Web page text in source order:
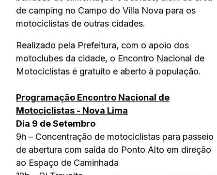
de camping no Campo do Villa Nova para os
motociclistas de outras cidades.
Realizado pela Prefeitura, com o apoio dos
motoclubes da cidade, o Encontro Nacional de
Motociclistas é gratuito e aberto à população.
Programação Encontro Nacional de
Motociclistas - Nova Lima
Dia 9 de Setembro
9h – Concentração de motociclistas para passeio
de abertura com saída do Ponto Alto em direção
ao Espaço de Caminhada